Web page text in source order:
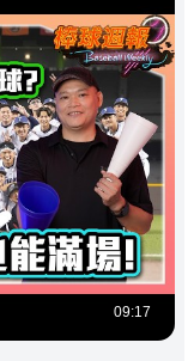
09:17